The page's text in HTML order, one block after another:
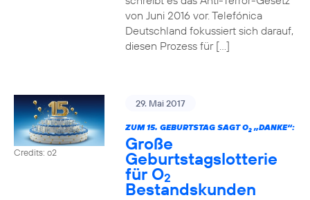
von Juni 2016 vor. Telefónica
Deutschland fokussiert sich darauf,
diesen Prozess für […]
Credits: o2
29. Mai 2017
ZUM 15. GEBURTSTAG SAGT O2„DANKE“:
Große
Geburtstagslotterie
für O2
Bestandskunden